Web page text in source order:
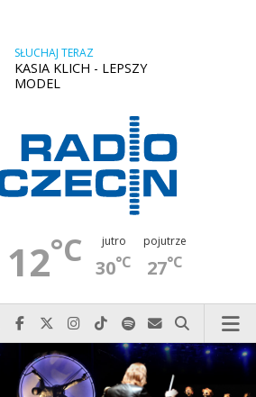
SŁUCHAJ TERAZ
KASIA KLICH - LEPSZY
MODEL
12°C jutro
30°C
pojutrze
27°C
Najlepiej po prostu do nas zadzwoń
Odwiedź nas na Facebook-u
Odwiedź nas na X
Odwiedź nas na Instagram-ie
Odwiedź nas na TikTok-u
Szukaj nas na Spotify
Wyślij do nas
Szukaj